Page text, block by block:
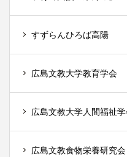
すずらんひろば高陽
広島文教大学教育学会
広島文教大学人間福祉
広島文教食物栄養研究会